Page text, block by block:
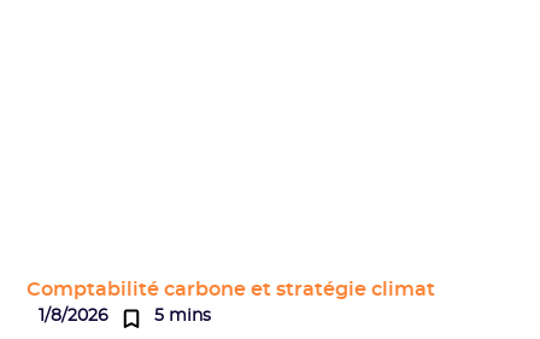
Comptabilité carbone et stratégie climat
1/8/2026 5 mins